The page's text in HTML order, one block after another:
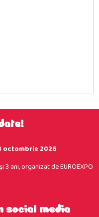
octombrie 2026
ani, organizat de EUROEXPO
social media